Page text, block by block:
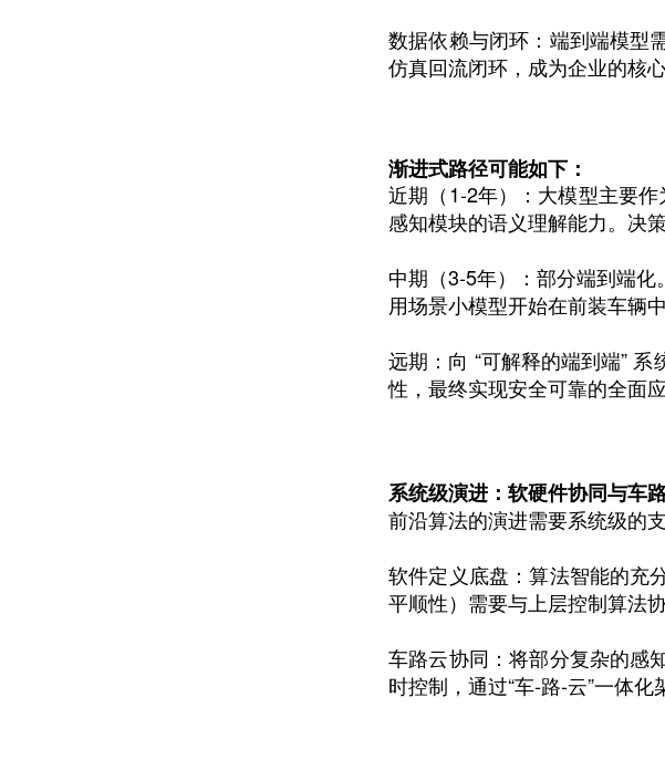
数据依赖与闭环：端到端模型
仿真回流闭环，成为企业的核
渐进式路径可能如下：
近期（1-2年）：大模型主要
感知模块的语义理解能力。决
中期（3-5年）：部分端到端化
用场景小模型开始在前装车辆中
远期：向 “可解释的端到端”
性，最终实现安全可靠的全面应
系统级演进：软硬件协同与车
前沿算法的演进需要系统级的支
软件定义底盘：算法智能的充
平顺性）需要与上层控制算法协
车路云协同：将部分复杂的感
时控制，通过“车-路-云”一体